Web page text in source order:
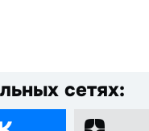
сетях: